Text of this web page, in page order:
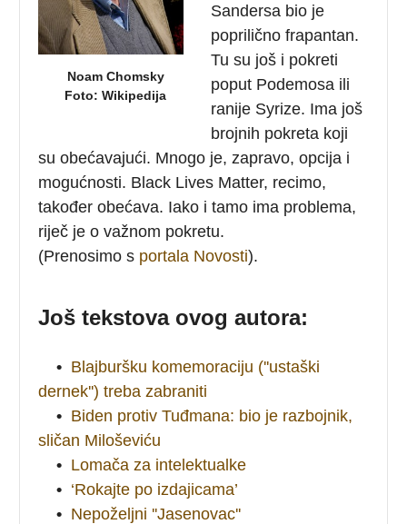
Noam Chomsky
Foto: Wikipedija
Sandersa bio je
poprilično frapantan.
Tu su još i pokreti
poput Podemosa ili
ranije Syrize. Ima još
brojnih pokreta koji
su obećavajući. Mnogo je, zapravo, opcija i
mogućnosti. Black Lives Matter, recimo,
također obećava. Iako i tamo ima problema,
riječ je o važnom pokretu.
(Prenosimo s portala Novosti).
Još tekstova ovog autora:
• Blajburšku komemoraciju (''ustaški
dernek'') treba zabraniti
• Biden protiv Tuđmana: bio je razbojnik,
sličan Miloševiću
• Lomača za intelektualke
• ‘Rokajte po izdajicama’
• Nepoželjni ''Jasenovac''